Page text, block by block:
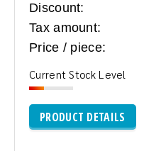
Discount:
Tax amount:
Price / piece:
Current Stock Level
PRODUCT DETAILS